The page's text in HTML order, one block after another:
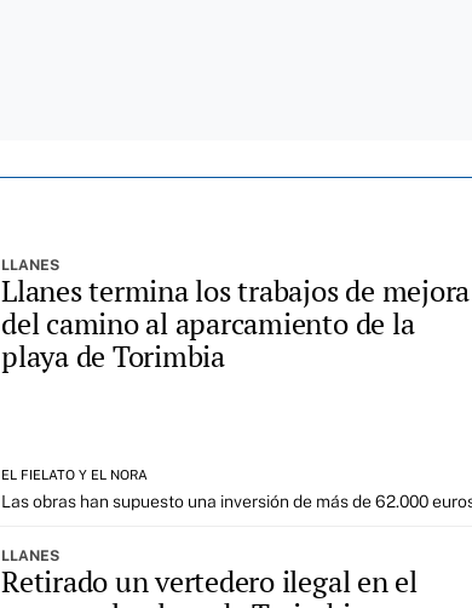
LLANES
Llanes termina los trabajos de mejora
del camino al aparcamiento de la
playa de Torimbia
EL FIELATO Y EL NORA
Las obras han supuesto una inversión de más de 62.000
LLANES
Retirado un vertedero ilegal en el